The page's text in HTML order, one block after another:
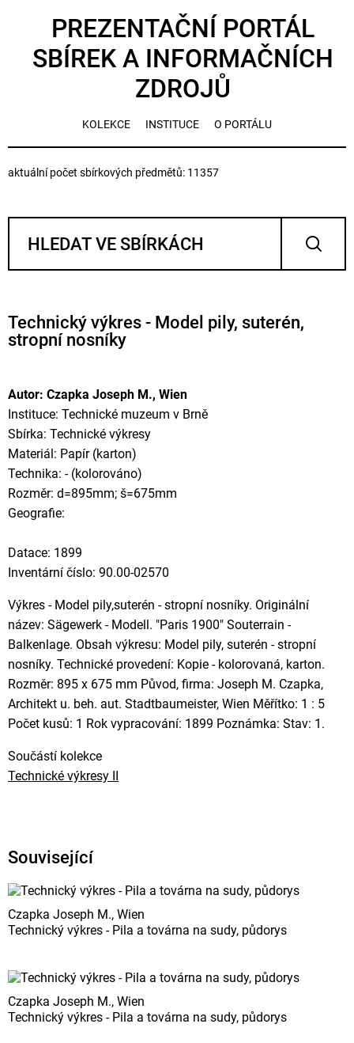
PREZENTAČNÍ PORTÁL
SBÍREK A INFORMAČNÍCH
ZDROJŮ
KOLEKCE INSTITUCE O PORTÁLU
aktuální počet sbírkových předmětů: 11357
Technický výkres - Model pily, suterén,
stropní nosníky
Autor: Czapka Joseph M., Wien
Instituce: Technické muzeum v Brně
Sbírka: Technické výkresy
Materiál: Papír (karton)
Technika: - (kolorováno)
Rozměr: d=895mm; š=675mm
Geografie:
Datace: 1899
Inventární číslo: 90.00-02570
Výkres - Model pily,suterén - stropní nosníky. Originální
název: Sägewerk - Modell. "Paris 1900" Souterrain -
Balkenlage. Obsah výkresu: Model pily, suterén - stropní
nosníky. Technické provedení: Kopie - kolorovaná, karton.
Rozměr: 895 x 675 mm Původ, firma: Joseph M. Czapka,
Architekt u. beh. aut. Stadtbaumeister, Wien Měřítko: 1 : 5
Počet kusů: 1 Rok vypracování: 1899 Poznámka: Stav: 1.
Součástí kolekce
Technické výkresy II
Související
Czapka Joseph M., Wien
Technický výkres - Pila a továrna na sudy, půdorys
Czapka Joseph M., Wien
Technický výkres - Pila a továrna na sudy, půdorys